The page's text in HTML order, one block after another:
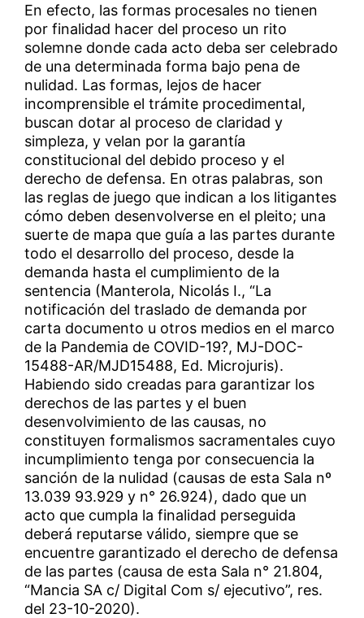
En efecto, las formas procesales no tienen
por finalidad hacer del proceso un rito
solemne donde cada acto deba ser celebrado
de una determinada forma bajo pena de
nulidad. Las formas, lejos de hacer
incomprensible el trámite procedimental,
buscan dotar al proceso de claridad y
simpleza, y velan por la garantía
constitucional del debido proceso y el
derecho de defensa. En otras palabras, son
las reglas de juego que indican a los litigantes
cómo deben desenvolverse en el pleito; una
suerte de mapa que guía a las partes durante
todo el desarrollo del proceso, desde la
demanda hasta el cumplimiento de la
sentencia (Manterola, Nicolás I., “La
notificación del traslado de demanda por
carta documento u otros medios en el marco
de la Pandemia de COVID-19?, MJ-DOC-
15488-AR/MJD15488, Ed. Microjuris).
Habiendo sido creadas para garantizar los
derechos de las partes y el buen
desenvolvimiento de las causas, no
constituyen formalismos sacramentales cuyo
incumplimiento tenga por consecuencia la
sanción de la nulidad (causas de esta Sala nº
13.039 93.929 y n° 26.924), dado que un
acto que cumpla la finalidad perseguida
deberá reputarse válido, siempre que se
encuentre garantizado el derecho de defensa
de las partes (causa de esta Sala n° 21.804,
“Mancia SA c/ Digital Com s/ ejecutivo”, res.
del 23-10-2020).